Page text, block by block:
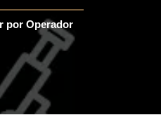
por Operador